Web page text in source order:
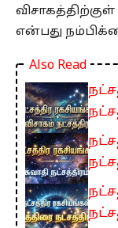
விசாகத்திற்குள்
என்பது
Also Read